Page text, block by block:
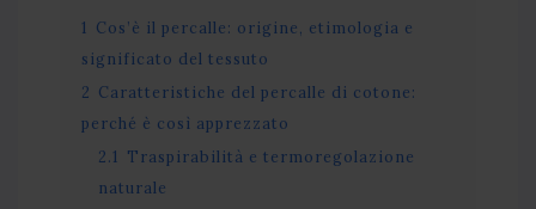
1
Cos’è il percalle: origine, etimologia e
significato del tessuto
2 Caratteristiche del percalle di cotone:
perché è così apprezzato
2.1
Traspirabilità e termoregolazione
naturale